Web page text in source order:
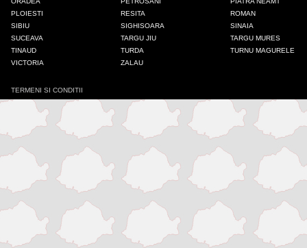
Odorheiu Secuiesc
Onesti
Oradea
Petrosani
PLOIESTI
RESITA
ROMAN
SIBIU
SIGHISOARA
SINAIA
SUCEAVA
TARGU JIU
TARGU MURES
TINAUD
TURDA
TURNU MAGURELE
VICTORIA
ZALAU
TERMENI SI CONDITII